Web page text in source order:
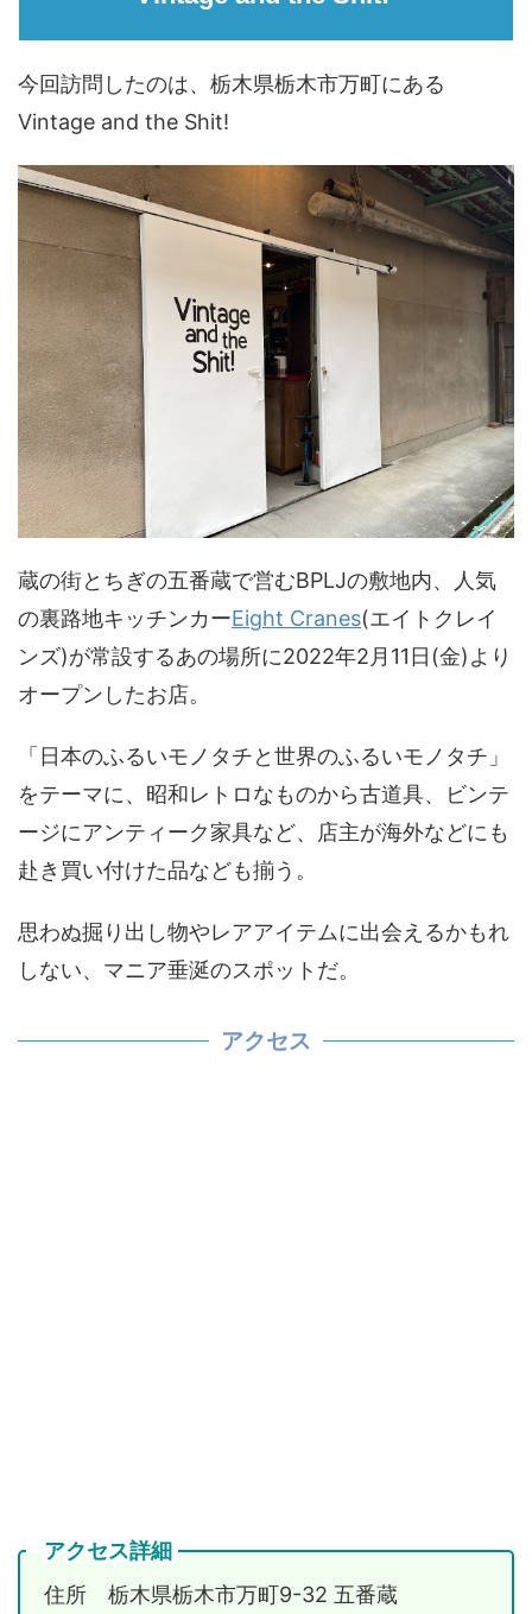
今回訪問したのは、栃木県栃木市万町にある
Vintage and the Shit!
蔵の街とちぎの五番蔵で営むBPLJの敷地内、人気
の裏路地キッチンカーEight Cranes(エイトクレイ
ンズ)が常設するあの場所に2022年2月11日(金)より
オープンしたお店。
「日本のふるいモノタチと世界のふるいモノタチ」
をテーマに、昭和レトロなものから古道具、ビンテ
ージにアンティーク家具など、店主が海外などにも
赴き買い付けた品なども揃う。
思わぬ掘り出し物やレアアイテムに出会えるかもれ
しない、マニア垂涎のスポットだ。
アクセス
アクセス詳細
住所 栃木県栃木市万町9-32 五番蔵